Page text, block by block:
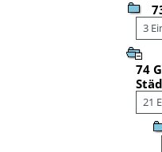
3
74
21